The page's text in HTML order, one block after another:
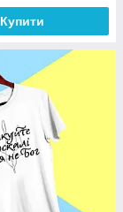
Купити